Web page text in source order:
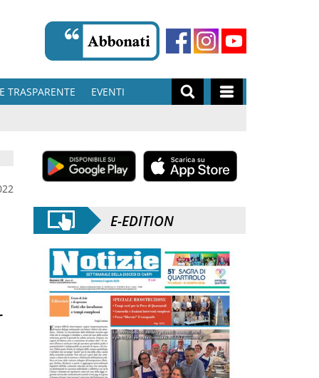
TRASPARENTE EVENTI
E-EDITION